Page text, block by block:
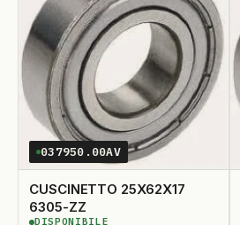
preferiti
037950.00AV
CUSCINETTO 25X62X17
6305-ZZ
DISPONIBILE